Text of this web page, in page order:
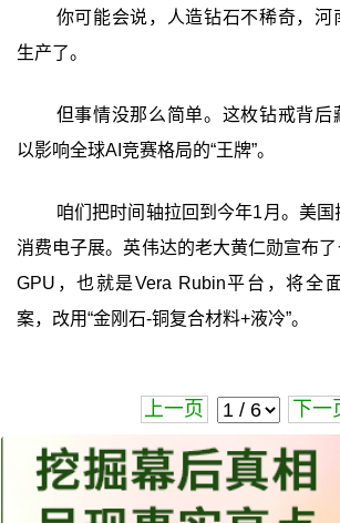
你可能会说，人造钻石不稀奇，河
生产了。
但事情没那么简单。这枚钻戒背后
以影响全球AI竞赛格局的“王牌”。
咱们把时间轴拉回到今年1月。美
消费电子展。英伟达的老大黄仁勋宣布
GPU，也就是Vera Rubin平台，将全
案，改用“金刚石-铜复合材料+液冷”。
上一页 下一